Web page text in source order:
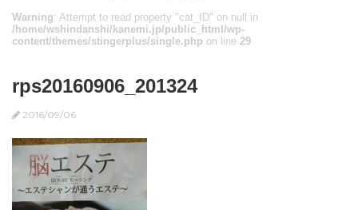
Warning: Attempt to read property "cat_ID" on null in
/home/wshindanshi/kanemi.jp/public_html/wp-
content/themes/stingerplus/single.php on line 29
rps20160906_201324
2016/09/06